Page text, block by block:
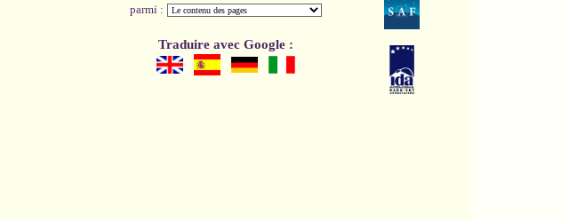
parmi :
Traduire avec Google :